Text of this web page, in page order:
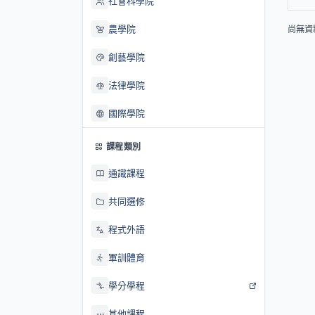
農學院
創藝學院
法律學院
國際學院
課程類別
通識課程
共同選修
程式外語
軍訓體育
學分學程
尚無資